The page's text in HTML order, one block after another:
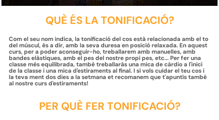
QUÈ ÉS LA TONIFICACIÓ?
Com el seu nom indica, la tonificació del cos està relacionada amb el to
del múscul, és a dir, amb la seva duresa en posició relaxada. En aquest
curs, per a poder aconseguir-ho, treballarem amb manuelles, amb
bandes elàstiques, amb el pes del nostre propi pes, etc... Per fer una
classe més equilibrada, també treballaràs una mica de càrdio a l'inici
de la classe i una mica d'estiraments al final. I si vols cuidar el teu cos i
la teva ment dos dies a la setmana et recomanem que t'apuntis també
al nostre curs d'estiraments!
PER QUÈ FER TONIFICACIÓ?